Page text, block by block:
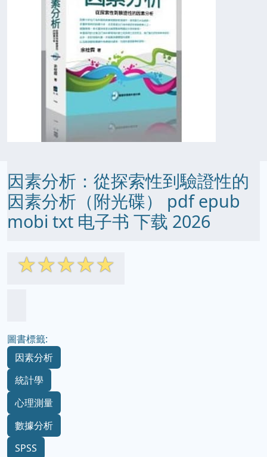
因素分析：從探索性到驗證性的
因素分析（附光碟） pdf epub
mobi txt 电子书 下载 2026
☆☆☆☆☆
圖書標籤:
因素分析
統計學
心理測量
數據分析
SPSS